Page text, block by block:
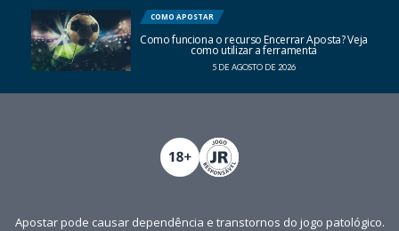
COMO APOSTAR
Como funciona o recurso Encerrar Aposta? Veja
como utilizar a ferramenta
5 DE AGOSTO DE 2026
Apostar pode causar dependência e transtornos do jogo patológico.